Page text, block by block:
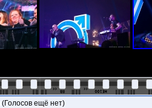
(Голосов ещё нет)